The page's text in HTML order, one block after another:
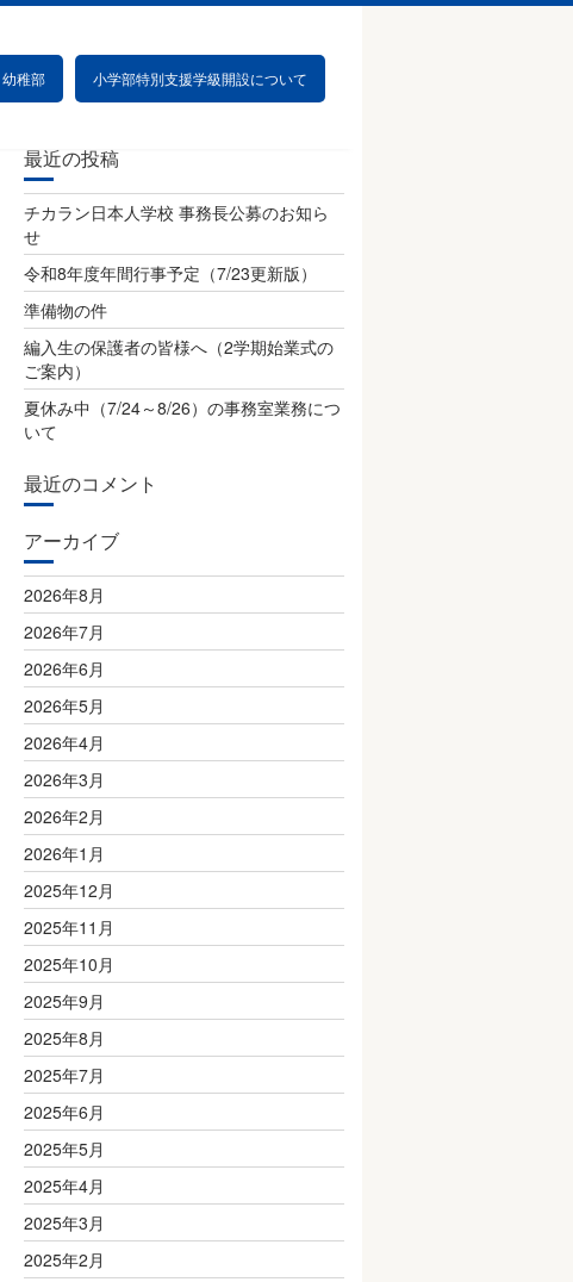
稚部 小学部特別支援学級開設について
最近の投稿
チカラン日本人学校 事務長公募のお知ら
せ
令和8年度年間行事予定（7/23更新版）
準備物の件
編入生の保護者の皆様へ（2学期始業式の
ご案内）
夏休み中（7/24～8/26）の事務室業務につ
いて
最近のコメント
アーカイブ
2026年8月
2026年7月
2026年6月
2026年5月
2026年4月
2026年3月
2026年2月
2026年1月
2025年12月
2025年11月
2025年10月
2025年9月
2025年8月
2025年7月
2025年6月
2025年5月
2025年4月
2025年3月
2025年2月